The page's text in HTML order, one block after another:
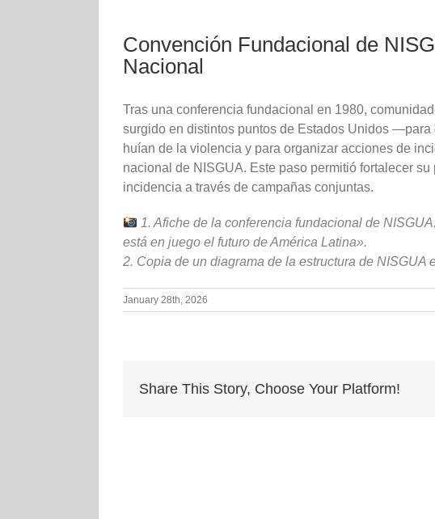
Convención Fundacional de
Nacional
Tras una conferencia fundacional en 1980,
surgido en distintos puntos de Estados Unidos
huían de la violencia y para organizar acciones de
nacional de NISGUA. Este paso permitió fortalecer
incidencia a través de campañas conjuntas.
1. Afiche de la conferencia fundacional de
está en juego el futuro de América Latina».
2. Copia de un diagrama de la estructura de NISGUA
January 28th, 2026
Share This Story, Choose Your Platform!